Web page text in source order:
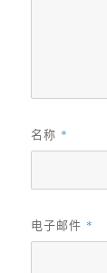
名称 *
电子邮件 *